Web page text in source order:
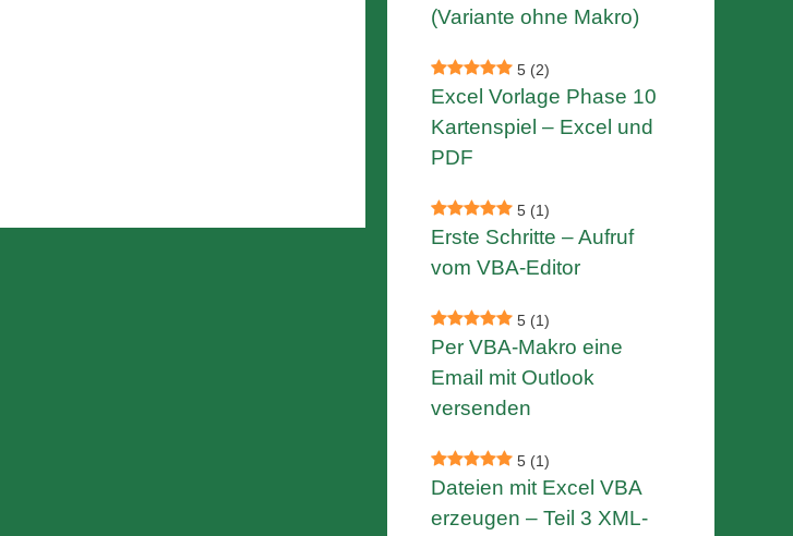
(Variante ohne Makro)
5 (2)
Excel Vorlage Phase 10
Kartenspiel – Excel und
PDF
5 (1)
Erste Schritte – Aufruf
vom VBA-Editor
5 (1)
Per VBA-Makro eine
Email mit Outlook
versenden
5 (1)
Dateien mit Excel VBA
erzeugen – Teil 3 XML-